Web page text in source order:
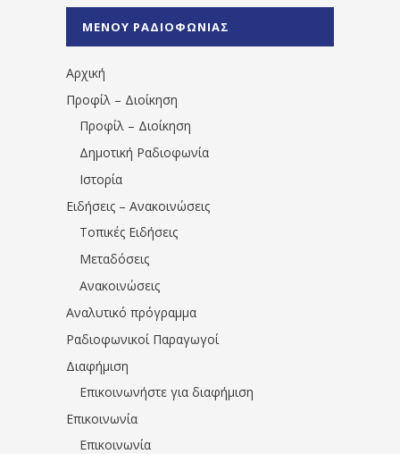
1531194763766854/" artist="" ]
ΜΕΝΟΥ ΡΑΔΙΟΦΩΝΙΑΣ
Αρχική
Προφίλ – Διοίκηση
Προφίλ – Διοίκηση
Δημοτική Ραδιοφωνία
Ιστορία
Ειδήσεις – Ανακοινώσεις
Τοπικές Ειδήσεις
Μεταδόσεις
Ανακοινώσεις
Αναλυτικό πρόγραμμα
Ραδιοφωνικοί Παραγωγοί
Διαφήμιση
Επικοινωνήστε για διαφήμιση
Επικοινωνία
Επικοινωνία